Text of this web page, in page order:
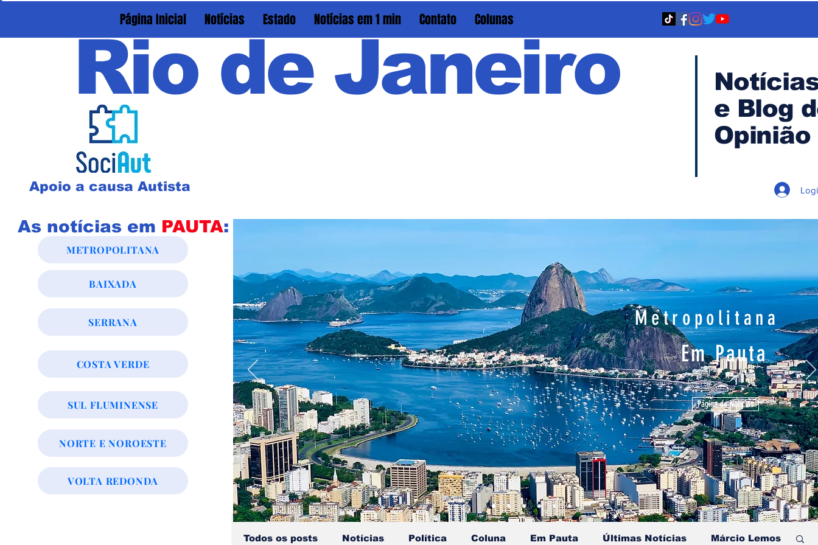
Página Inicial Notícias Estado Notícias em 1 min Contato Colunas
Rio de Janeiro
Apoio a causa Autista
e Blog
Opinião
As notícias em PAUTA:
METROPOLITANA
BAIXADA
SERRANA
COSTA VERDE
SUL FLUMINENSE
NORTE E NOROESTE
VOLTA REDONDA
Todos os posts Notícias Política Coluna Em Pauta Últimas Notícias Márcio Lemos
Metropolitana
Em Pauta
Página de Notícias